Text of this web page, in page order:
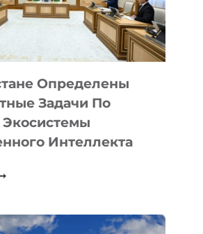
Определены
Задачи По
Интеллекта